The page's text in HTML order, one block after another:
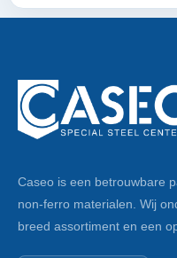
Caseo is een betrouwbare
non-ferro materialen. Wij
breed assortiment en een